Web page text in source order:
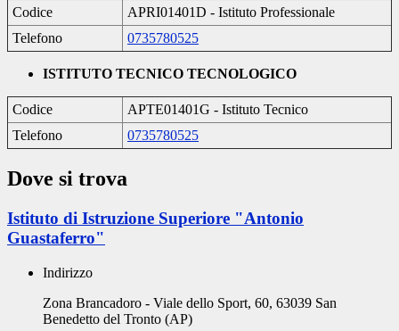
Codice
APRI01401D - Istituto Professionale
Telefono
0735780525
ISTITUTO TECNICO TECNOLOGICO
Codice
APTE01401G - Istituto Tecnico
Telefono
0735780525
Dove si trova
Istituto di Istruzione Superiore "Antonio
Guastaferro"
Indirizzo
Zona Brancadoro - Viale dello Sport, 60, 63039 San
Benedetto del Tronto (AP)